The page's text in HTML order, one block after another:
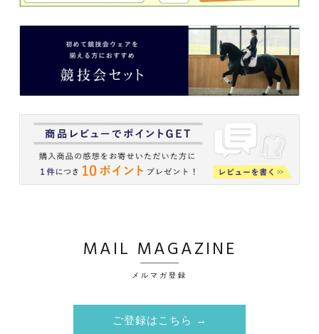
MAIL MAGAZINE
メルマガ登録
ご登録はこちら →